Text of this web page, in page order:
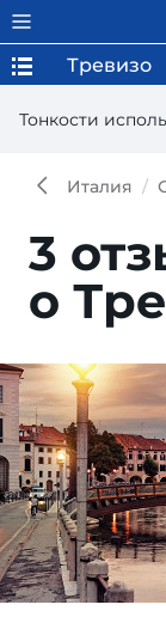
Тонкости
Тревизо
Италия
3
о